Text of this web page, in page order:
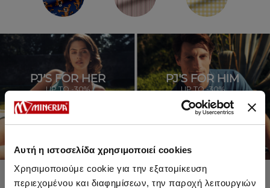
Αυτή η ιστοσελίδα χρησιμοποιεί cookies
Χρησιμοποιούμε cookie για την εξατομίκευση
περιεχομένου και διαφημίσεων, την παροχή λειτουργιών
PJ'S FOR HER
UP TO -30%
SHOP SALE
PJ'S FOR HIM
UP TO -30%
SHOP SALE